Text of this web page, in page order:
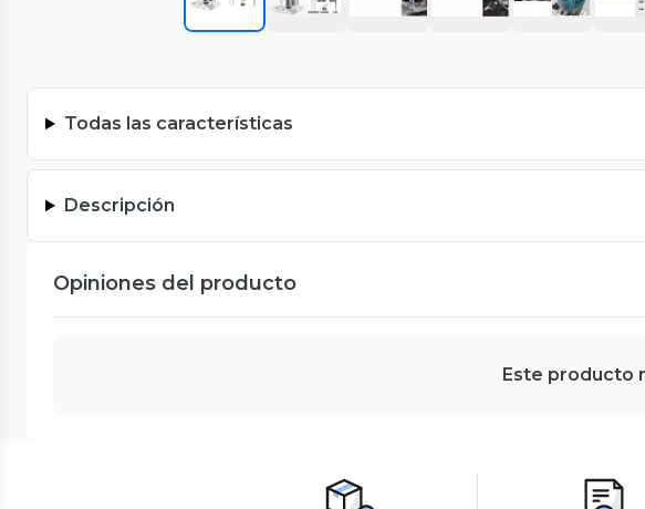
Todas las características
Descripción
Opiniones del producto
Este producto